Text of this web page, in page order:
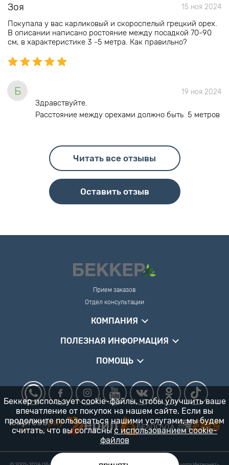
Зоя 15 ноя 2024
Покупала у вас карликовый и скороспелый грецкий орех.
В описании написано ростояние между посадкой 70-90
см, в характеристике 3 -5 метра. Как правильно?
Б 19 ноя 2024
Здравствуйте.
Расстояние между орехами должно быть 5 метров
Читать все отзывы
Оставить отзыв
Прием заказов
Отдел консультации
КОМПАНИЯ
ПОЛЕЗНАЯ ИНФОРМАЦИЯ
ПОМОЩЬ
Беккер использует cookie-файлы, чтобы улучшить ваше
впечатление от покупок на нашем сайте. Если вы
продолжите пользоваться нашими услугами, мы будем
считать, что вы согласны с использованием cookie-
файлов